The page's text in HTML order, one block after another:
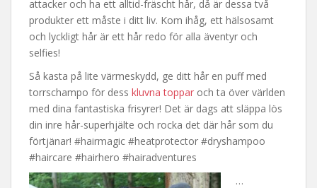
attacker och ha ett alltid-fräscht hår, då är dessa två
produkter ett måste i ditt liv. Kom ihåg, ett hälsosamt
och lyckligt hår är ett hår redo för alla äventyr och
selfies!
Så kasta på lite värmeskydd, ge ditt hår en puff med
torrschampo för dess kluvna toppar och ta över världen
med dina fantastiska frisyrer! Det är dags att släppa lös
din inre hår-superhjälte och rocka det där hår som du
förtjänar! #hairmagic #heatprotector #dryshampoo
#haircare #hairhero #hairadventures
…